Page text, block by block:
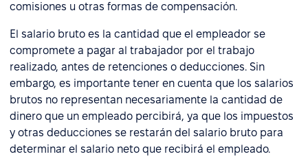
comisiones u otras formas de compensación.
El salario bruto es la cantidad que el empleador se
compromete a pagar al trabajador por el trabajo
realizado, antes de retenciones o deducciones. Sin
embargo, es importante tener en cuenta que los salarios
brutos no representan necesariamente la cantidad de
dinero que un empleado percibirá, ya que los impuestos
y otras deducciones se restarán del salario bruto para
determinar el salario neto que recibirá el empleado.